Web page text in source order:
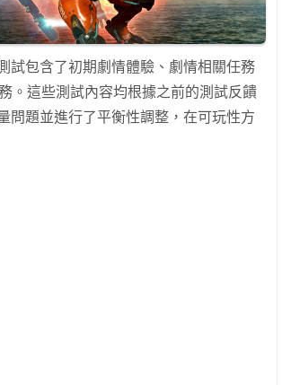
試包含了初期劇情體驗、劇情相關任務
。這些測試內容均根據之前的測試反饋
問題並進行了平衡性調整，在可玩性方